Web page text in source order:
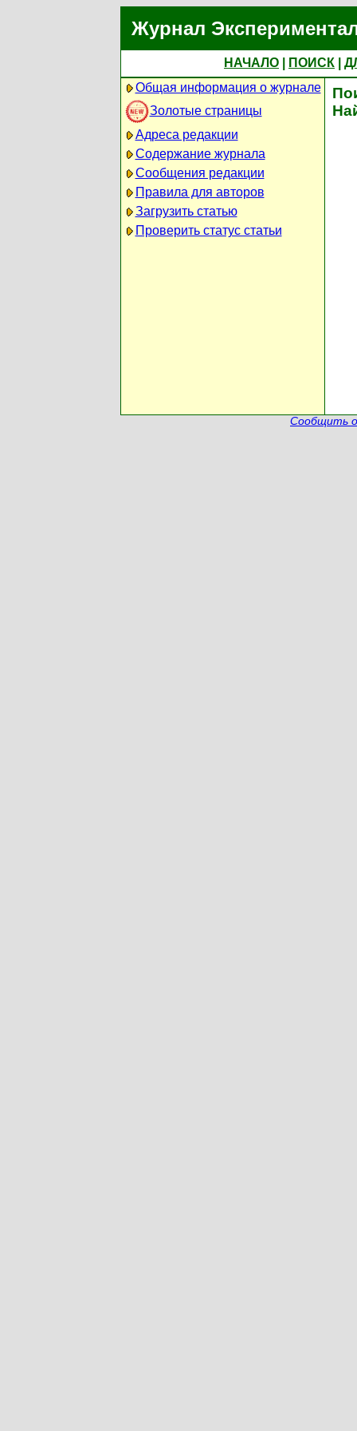
Журнал
НАЧАЛО ПОИСК
Общая информация о журнале
Золотые страницы
Адреса редакции
Содержание журнала
Сообщения редакции
Правила для авторов
Загрузить статью
Проверить статус статьи
Сообщить о